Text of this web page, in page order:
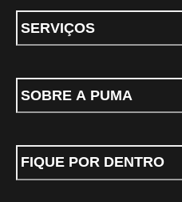
SERVIÇOS
SOBRE A PUMA
FIQUE POR DENTRO